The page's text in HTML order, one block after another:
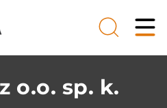
o.o. sp. k.